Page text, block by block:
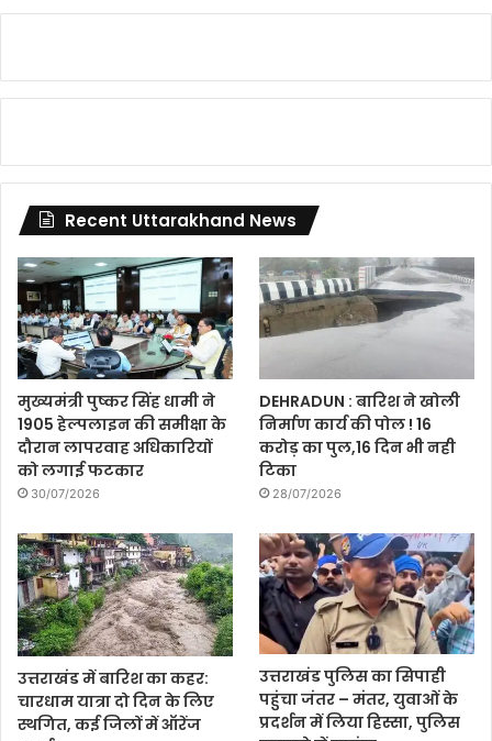
Recent Uttarakhand News
मुख्यमंत्री पुष्कर सिंह धामी ने
1905 हेल्पलाइन की समीक्षा के
दौरान लापरवाह अधिकारियों
को लगाई फटकार
30/07/2026
DEHRADUN : बारिश ने खोली
निर्माण कार्य की पोल ! 16
करोड़ का पुल,16 दिन भी नही
टिका
28/07/2026
उत्तराखंड में बारिश का कहर:
चारधाम यात्रा दो दिन के लिए
स्थगित, कई जिलों में ऑरेंज
उत्तराखंड पुलिस का सिपाही
पहुंचा जंतर – मंतर, युवाओं के
प्रदर्शन में लिया हिस्सा, पुलिस